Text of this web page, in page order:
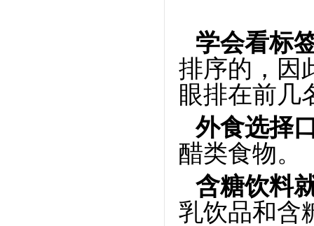
学会看标
排序的，因
眼排在前几
外食选择
醋类食物。
含糖饮料
乳饮品和含